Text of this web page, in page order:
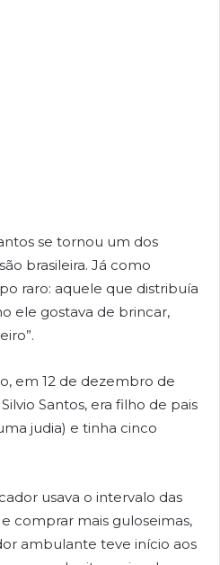
se tornou um dos
brasileira. Já como
raro: aquele que distribuía
ele gostava de brincar,
em 12 de dezembro de
Santos, era filho de pais
judia) e tinha cinco
usava o intervalo das
comprar mais guloseimas,
ambulante teve início aos